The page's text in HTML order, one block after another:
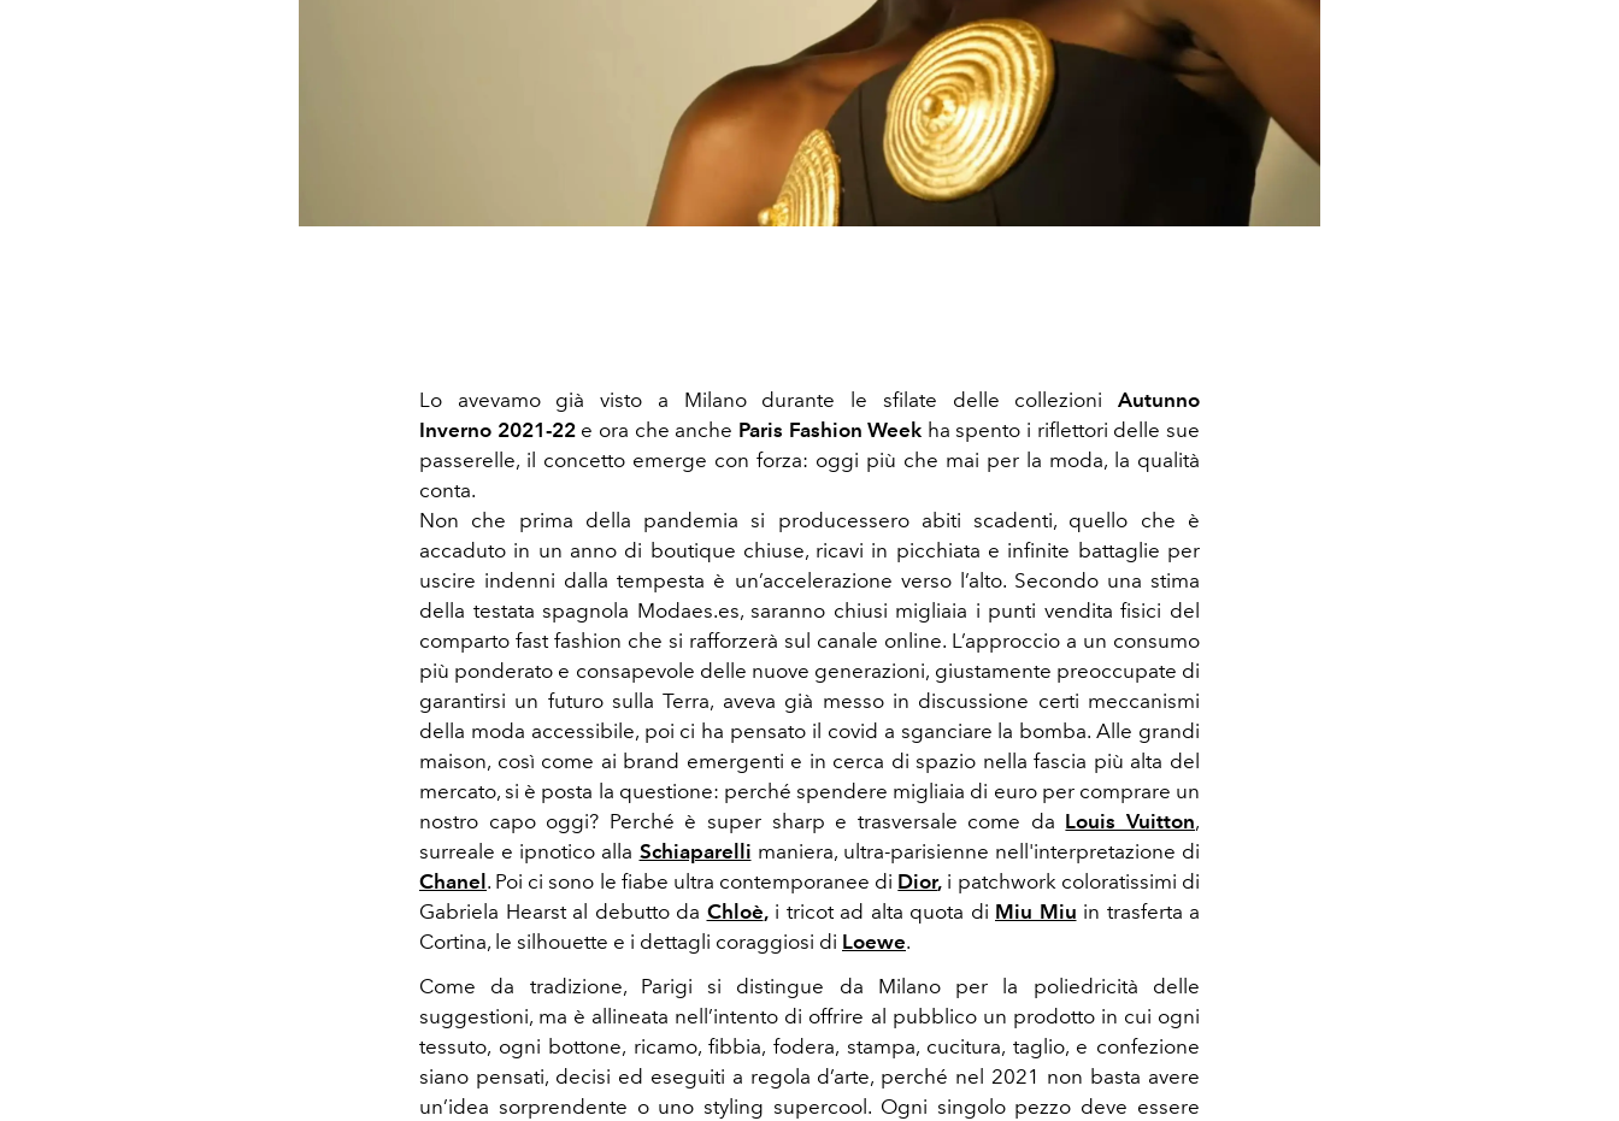
Lo avevamo già visto a Milano durante le sfilate delle collezioni Autunno
Inverno 2021-22 e ora che anche Paris Fashion Week ha spento i riflettori delle sue
passerelle, il concetto emerge con forza: oggi più che mai per la moda, la qualità
conta.
Non che prima della pandemia si producessero abiti scadenti, quello che è
accaduto in un anno di boutique chiuse, ricavi in picchiata e infinite battaglie per
uscire indenni dalla tempesta è un’accelerazione verso l’alto. Secondo una stima
della testata spagnola Modaes.es, saranno chiusi migliaia i punti vendita fisici del
comparto fast fashion che si rafforzerà sul canale online. L’approccio a un consumo
più ponderato e consapevole delle nuove generazioni, giustamente preoccupate di
garantirsi un futuro sulla Terra, aveva già messo in discussione certi meccanismi
della moda accessibile, poi ci ha pensato il covid a sganciare la bomba. Alle grandi
maison, così come ai brand emergenti e in cerca di spazio nella fascia più alta del
mercato, si è posta la questione: perché spendere migliaia di euro per comprare un
nostro capo oggi? Perché è super sharp e trasversale come da Louis Vuitton,
surreale e ipnotico alla Schiaparelli maniera, ultra-parisienne nell'interpretazione di
Chanel . Poi ci sono le fiabe ultra contemporanee di Dior, i patchwork coloratissimi di
Gabriela Hearst al debutto da Chloè,i tricot ad alta quota di Miu Miu in trasferta a
Cortina, le silhouette e i dettagli coraggiosi di Loewe.
Come da tradizione, Parigi si distingue da Milano per la poliedricità delle
suggestioni, ma è allineata nell’intento di offrire al pubblico un prodotto in cui ogni
tessuto, ogni bottone, ricamo, fibbia, fodera, stampa, cucitura, taglio, e confezione
siano pensati, decisi ed eseguiti a regola d’arte, perché nel 2021 non basta avere
un’idea sorprendente o uno styling supercool. Ogni singolo pezzo deve essere